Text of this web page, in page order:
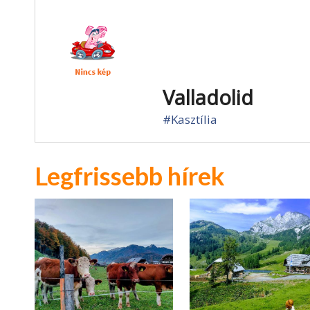
Valladolid
#Kasztília
Legfrissebb hírek